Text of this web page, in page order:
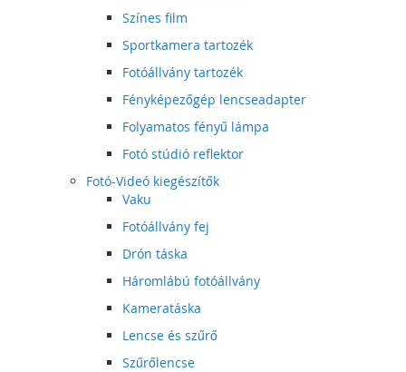
Színes film
Sportkamera tartozék
Fotóállvány tartozék
Fényképezőgép lencseadapter
Folyamatos fényű lámpa
Fotó stúdió reflektor
Fotó-Videó kiegészítők
Vaku
Fotóállvány fej
Drón táska
Háromlábú fotóállvány
Kameratáska
Lencse és szűrő
Szűrőlencse